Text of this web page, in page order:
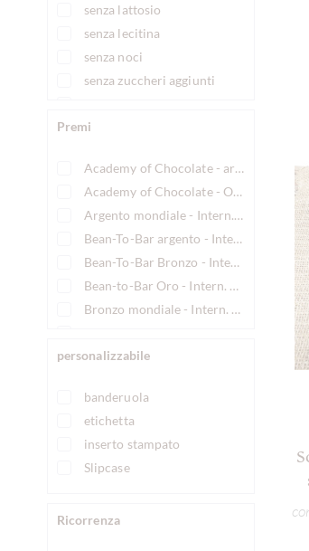
senza lattosio
senza lecitina
senza noci
senza zuccheri aggiunti
Premi
Academy of Chocolate - argento
Academy of Chocolate - Oro
Argento mondiale - Intern. Chocolate Awards
Bean-To-Bar argento - Intern. Chocolate Awards
Bean-To-Bar Bronzo - Intern. Chocolate Awards
Bean-to-Bar Oro - Intern. Chocolate Awards
Bronzo mondiale - Intern. Chocolate Awards -
Great Taste Awards 3 Stelle
Schupp Lista 5 Stelle
personalizzabile
banderuola
etichetta
inserto stampato
Slipcase
Ricorrenza